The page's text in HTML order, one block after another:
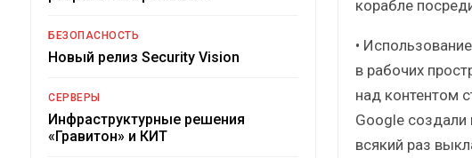
корабле
•
в рабочих
над контентом
Google создали
всякий раз
БЕЗОПАСНОСТЬ
Новый релиз Security Vision
СЕРВЕРЫ
Инфраструктурные решения
«Гравитон» и КИТ